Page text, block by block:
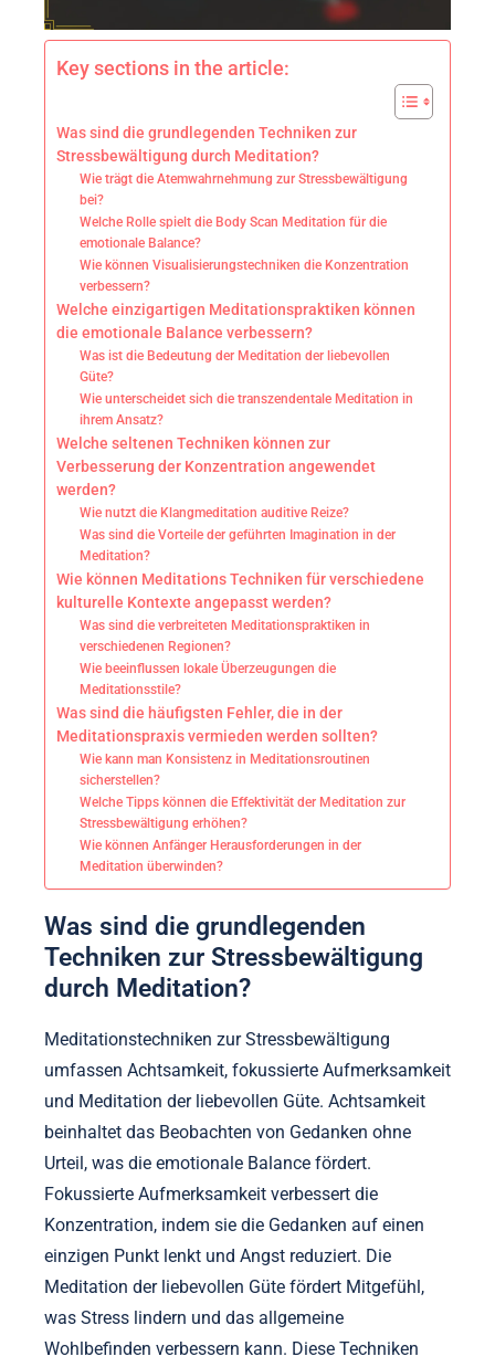
Key sections in the article:
Was sind die grundlegenden Techniken zur
Stressbewältigung durch Meditation?
Wie trägt die Atemwahrnehmung zur Stressbewältigung
bei?
Welche Rolle spielt die Body Scan Meditation für die
emotionale Balance?
Wie können Visualisierungstechniken die Konzentration
verbessern?
Welche einzigartigen Meditationspraktiken können
die emotionale Balance verbessern?
Was ist die Bedeutung der Meditation der liebevollen
Güte?
Wie unterscheidet sich die transzendentale Meditation in
ihrem Ansatz?
Welche seltenen Techniken können zur
Verbesserung der Konzentration angewendet
werden?
Wie nutzt die Klangmeditation auditive Reize?
Was sind die Vorteile der geführten Imagination in der
Meditation?
Wie können Meditations Techniken für verschiedene
kulturelle Kontexte angepasst werden?
Was sind die verbreiteten Meditationspraktiken in
verschiedenen Regionen?
Wie beeinflussen lokale Überzeugungen die
Meditationsstile?
Was sind die häufigsten Fehler, die in der
Meditationspraxis vermieden werden sollten?
Wie kann man Konsistenz in Meditationsroutinen
sicherstellen?
Welche Tipps können die Effektivität der Meditation zur
Stressbewältigung erhöhen?
Wie können Anfänger Herausforderungen in der
Meditation überwinden?
Was sind die grundlegenden
Techniken zur Stressbewältigung
durch Meditation?
Meditationstechniken zur Stressbewältigung
umfassen Achtsamkeit, fokussierte Aufmerksamkeit
und Meditation der liebevollen Güte. Achtsamkeit
beinhaltet das Beobachten von Gedanken ohne
Urteil, was die emotionale Balance fördert.
Fokussierte Aufmerksamkeit verbessert die
Konzentration, indem sie die Gedanken auf einen
einzigen Punkt lenkt und Angst reduziert. Die
Meditation der liebevollen Güte fördert Mitgefühl,
was Stress lindern und das allgemeine
Wohlbefinden verbessern kann. Diese Techniken